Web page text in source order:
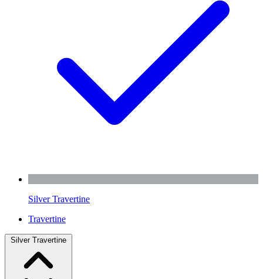
Silver Travertine
Travertine
Silver Travertine